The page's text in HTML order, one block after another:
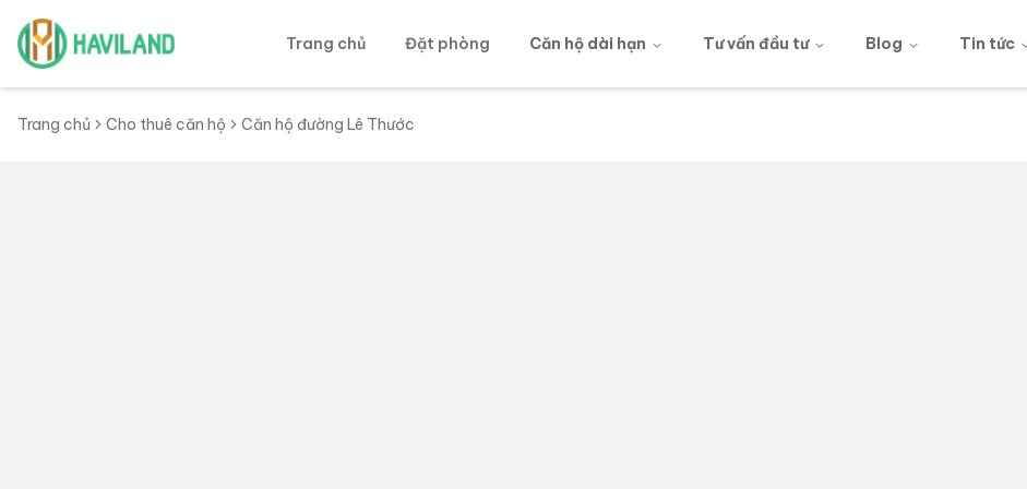
Haviland
Trang chủ Đặt phòng Căn hộ dài hạn Tư vấn đầu tư Blog Tin tức
Trang chủ Cho thuê căn hộ Căn hộ đường Lê Thước